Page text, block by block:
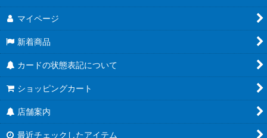
マイページ
新着商品
カードの状態表記について
ショッピングカート
店舗案内
最近チェックしたアイテム